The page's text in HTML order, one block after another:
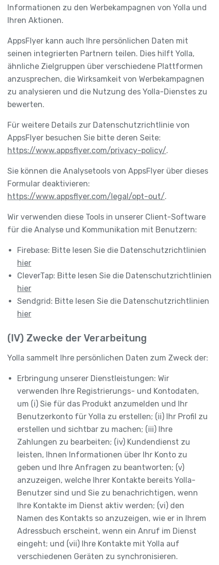
Informationen zu den Werbekampagnen von Yolla und
Ihren Aktionen.
AppsFlyer kann auch Ihre persönlichen Daten mit
seinen integrierten Partnern teilen. Dies hilft Yolla,
ähnliche Zielgruppen über verschiedene Plattformen
anzusprechen, die Wirksamkeit von Werbekampagnen
zu analysieren und die Nutzung des Yolla-Dienstes zu
bewerten.
Für weitere Details zur Datenschutzrichtlinie von
AppsFlyer besuchen Sie bitte deren Seite:
https://www.appsflyer.com/privacy-policy/.
Sie können die Analysetools von AppsFlyer über dieses
Formular deaktivieren:
https://www.appsflyer.com/legal/opt-out/.
Wir verwenden diese Tools in unserer Client-Software
für die Analyse und Kommunikation mit Benutzern:
Firebase: Bitte lesen Sie die Datenschutzrichtlinien
hier
CleverTap: Bitte lesen Sie die Datenschutzrichtlinien
hier
Sendgrid: Bitte lesen Sie die Datenschutzrichtlinien
hier
(IV) Zwecke der Verarbeitung
Yolla sammelt Ihre persönlichen Daten zum Zweck der:
Erbringung unserer Dienstleistungen: Wir
verwenden Ihre Registrierungs- und Kontodaten,
um (i) Sie für das Produkt anzumelden und Ihr
Benutzerkonto für Yolla zu erstellen; (ii) Ihr Profil zu
erstellen und sichtbar zu machen; (iii) Ihre
Zahlungen zu bearbeiten; (iv) Kundendienst zu
leisten, Ihnen Informationen über Ihr Konto zu
geben und Ihre Anfragen zu beantworten; (v)
anzuzeigen, welche Ihrer Kontakte bereits Yolla-
Benutzer sind und Sie zu benachrichtigen, wenn
Ihre Kontakte im Dienst aktiv werden; (vi) den
Namen des Kontakts so anzuzeigen, wie er in Ihrem
Adressbuch erscheint, wenn ein Anruf im Dienst
eingeht; und (vii) Ihre Kontakte mit Yolla auf
verschiedenen Geräten zu synchronisieren.